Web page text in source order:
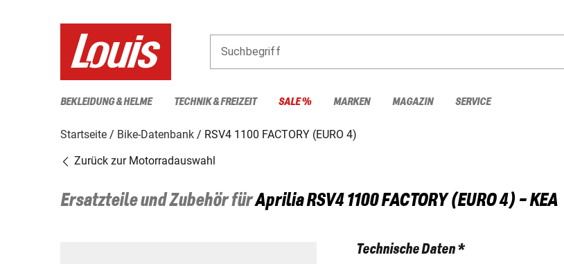
Suchbegriff
BEKLEIDUNG & HELME TECHNIK & FREIZEIT SALE % MARKEN MAGAZIN SERVICE
Startseite Bike-Datenbank
RSV4 1100 FACTORY (EURO 4)
Zurück zur Motorradauswahl
Ersatzteile und Zubehör fürApriliaRSV4 1100 FACTORY (EURO 4) - KEA
Technische Daten *